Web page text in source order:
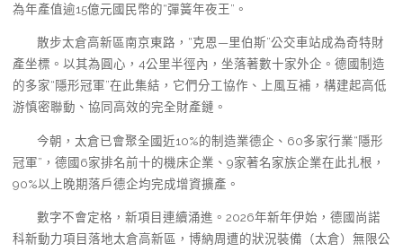
為年產值逾15億元國民幣的“彈簧年夜王”。
散步太倉高新區南京東路，“克恩—里伯斯”公交車站成為奇特財
產坐標。以其為圓心，4公里半徑內，坐落著數十家外企。德國制造
的多家“隱形冠軍”在此集結，它們分工協作、上風互補，構建起高低
游慎密聯動、協同高效的完全財產鏈。
今朝，太倉已會聚全國近10%的制造業德企、60多家行業“隱形
冠軍”，德國6家排名前十的機床企業、9家著名家族企業在此扎根，
90%以上晚期落戶德企均完成增資擴產。
數字不會定格，新項目連續涌進。2026年新年伊始，德國尚諾
科新動力項目落地太倉高新區，博納周遭的狀況裝備（太倉）無限公